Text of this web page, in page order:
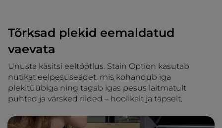
Tõrksad plekid eemaldatud
vaevata
Unusta käsitsi eeltöötlus. Stain Option kasutab
nutikat eelpesuseadet, mis kohandub iga
plekitüübiga ning tagab igas pesus laitmatult
puhtad ja värsked riided – hoolikalt ja täpselt.